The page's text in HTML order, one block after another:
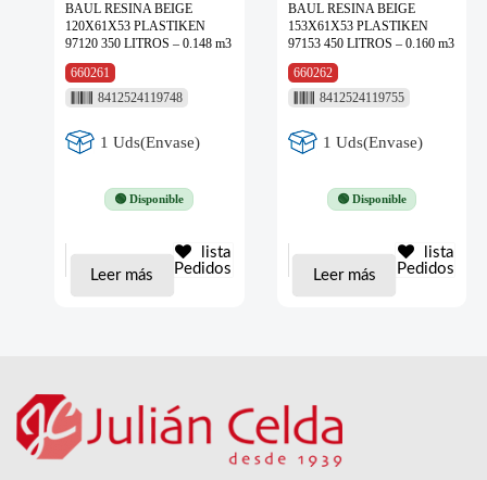
BAUL RESINA BEIGE
120X61X53 PLASTIKEN
97120 350 LITROS – 0.148 m3
660261
8412524119748
1 Uds(Envase)
🟢 Disponible
Leer más
lista
Pedidos
BAUL RESINA BEIGE
153X61X53 PLASTIKEN
97153 450 LITROS – 0.160 m3
660262
8412524119755
1 Uds(Envase)
🟢 Disponible
Leer más
lista
Pedidos